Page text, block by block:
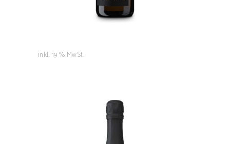
inkl. 19 % MwSt.